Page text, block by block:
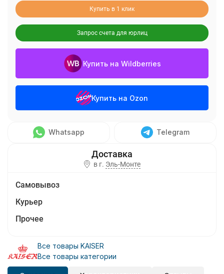
Купить в 1 клик
Запрос счета для юрлиц
Купить на Wildberries
Купить на Ozon
Whatsapp Telegram
в г. Эль-Монте
Самовывоз
Курьер
Прочее
Все товары KAISER
Все товары категории